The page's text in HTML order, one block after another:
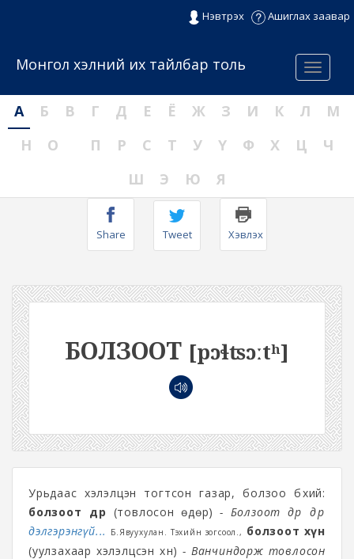
Нэвтрэх Ашиглах заавар
Menu
Монгол хэлний их тайлбар толь
А Б В Г Д Е Ё Ж З И К Л
М
Н
О П Р С Т У Ү Ф Х Ц
Ч
Ш
Э Ю Я
Share Tweet Хэвлэх
БОЛЗООТ [pɔɬʦɔːtʰ]
Урьдаас хэлэлцэн тогтсон газар, болзоо бүхий:
болзоот өдөр (товлосон өдөр)- Болзоот өдрөө дөрөө
дэлгэрэнгүй...
Б.Явуухулан. Тэхийн зогсоол., болзоот хүн
(уулзахаар хэлэлцсэн хүн)- Ванчиндорж товлосон